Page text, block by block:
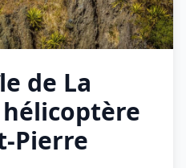
de La
Pierre